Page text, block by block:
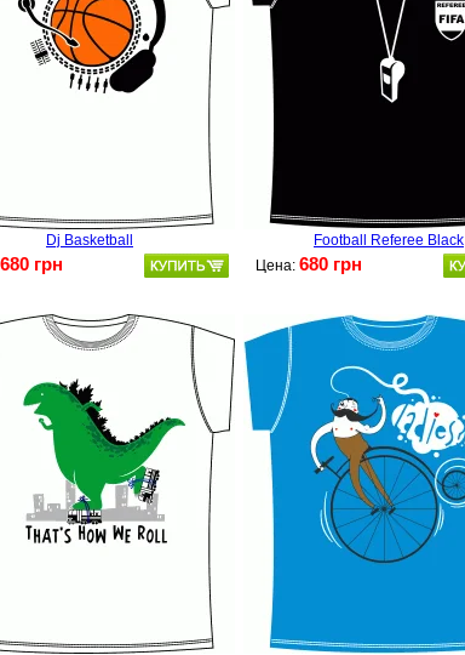
Dj Basketball
680 грн
Football Referee Black
Цена: 680 грн